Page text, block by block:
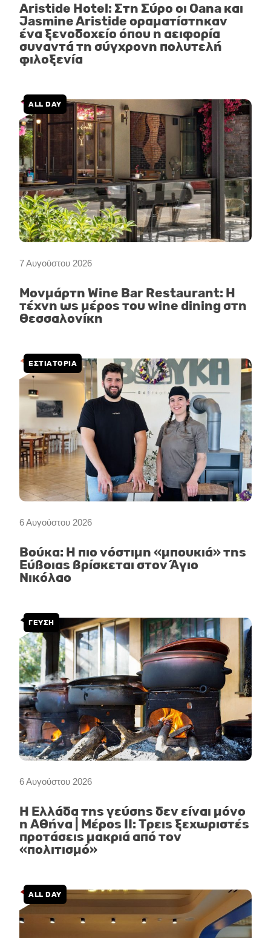
Aristide Hotel: Στη Σύρο οι Oana και
Jasmine Aristide οραματίστηκαν
ένα ξενοδοχείο όπου η αειφορία
συναντά τη σύγχρονη πολυτελή
φιλοξενία
7 Αυγούστου 2026
ALL DAY
Μονμάρτη Wine Bar Restaurant: Η
τέχνη ως μέρος του wine dining στη
Θεσσαλονίκη
6 Αυγούστου 2026
ΕΣΤΙΑΤΟΡΙΑ
Βούκα: Η πιο νόστιμη «μπουκιά» της
Εύβοιας βρίσκεται στον Άγιο
Νικόλαο
6 Αυγούστου 2026
ΓΕΥΣΗ
Η Ελλάδα της γεύσης δεν είναι μόνο
η Αθήνα | Μέρος II: Τρεις ξεχωριστές
προτάσεις μακριά από τον
«πολιτισμό»
ALL DAY